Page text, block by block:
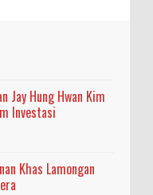
Jay Hung Hwan Kim
Investasi
Khas Lamongan